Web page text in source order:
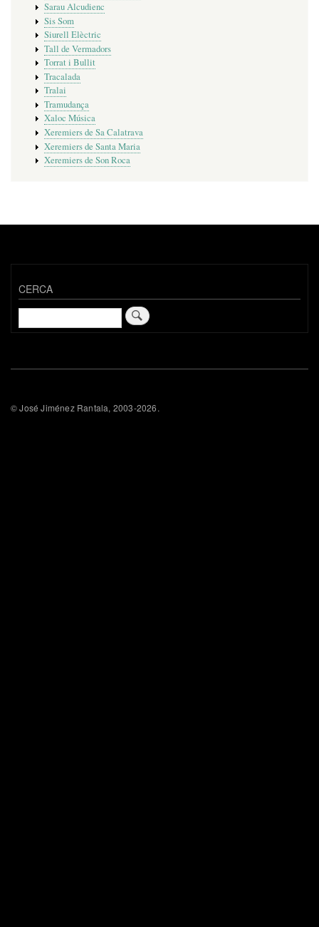
Sarau Alcudienc
Sis Som
Siurell Elèctric
Tall de Vermadors
Torrat i Bullit
Tracalada
Tralai
Tramudança
Xaloc Música
Xeremiers de Sa Calatrava
Xeremiers de Santa Maria
Xeremiers de Son Roca
CERCA
© José Jiménez Rantala, 2003-2026.